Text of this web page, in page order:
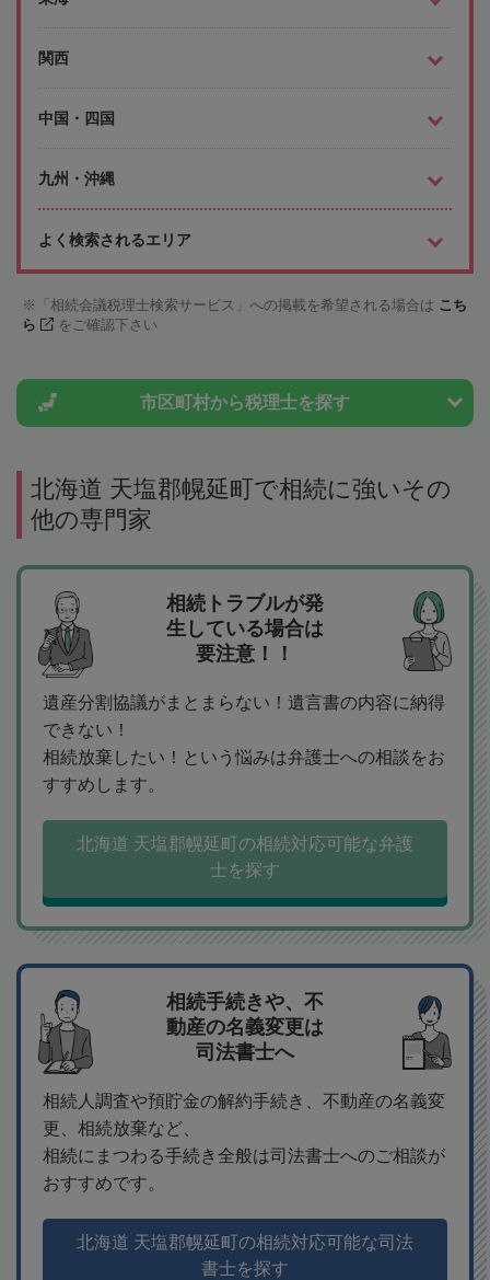
関西
中国・四国
九州・沖縄
よく検索されるエリア
「相続会議税理士検索サービス」への掲載を希望される場合は こち
ら
をご確認下さい
市区町村から税理士を探す
北海道 天塩郡幌延町で相続に強いその
他の専門家
相続トラブルが発
生している場合は
要注意！！
遺産分割協議がまとまらない！遺言書の内容に納得
できない！
相続放棄したい！という悩みは弁護士への相談をお
すすめします。
北海道 天塩郡幌延町の相続対応可能な弁護
士を探す
相続手続きや、不
動産の名義変更は
司法書士へ
相続人調査や預貯金の解約手続き、不動産の名義変
更、相続放棄など、
相続にまつわる手続き全般は司法書士へのご相談が
おすすめです。
北海道 天塩郡幌延町の相続対応可能な司法
書士を探す